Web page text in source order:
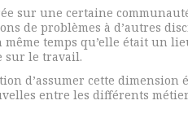
sur une certaine
de problèmes à d’autres
même temps qu’elle était un
sur le travail.
d’assumer cette
entre les différents